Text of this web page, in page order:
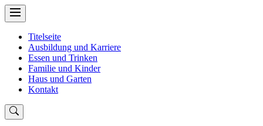
Skip
to
Titelseite
Ausbildung und Karriere
Essen und Trinken
Familie und Kinder
Haus und Garten
Kontakt